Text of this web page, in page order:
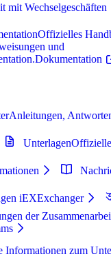
mit Wechselgeschäften
Offizielles
und
Dokumentation
Anleitungen,
Unterlagen
iEXExchanger
der
Informationen zum